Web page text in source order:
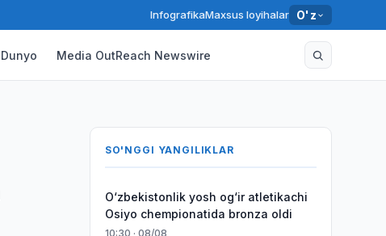
InfografikaMaxsus loyihalar O'z
Dunyo Media OutReach Newswire
SO'NGGI YANGILIKLAR
O‘zbekistonlik yosh og‘ir atletikachi
Osiyo chempionatida bronza oldi
10:30 · 08/08